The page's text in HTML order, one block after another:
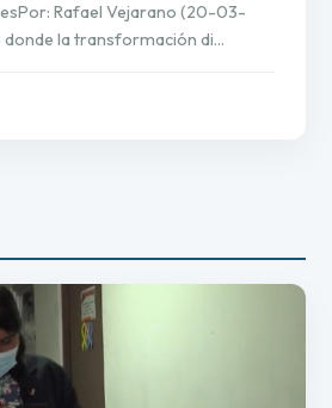
Rafael Vejarano (20-03-
la transformación di...